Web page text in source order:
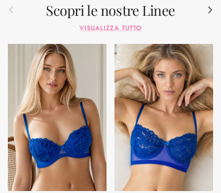
Indietro Scopri le nostre Linee
VISUALIZZA TUTTO